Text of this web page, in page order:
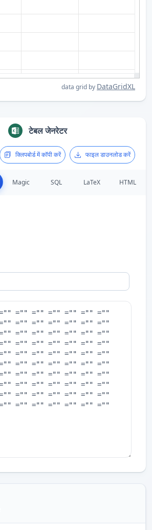
data grid by DataGridXL
टेबल जेनरेटर
क्लिपबोर्ड में कॉपी करें फाइल डाउनलोड करें
Magic SQL LaTeX HTML